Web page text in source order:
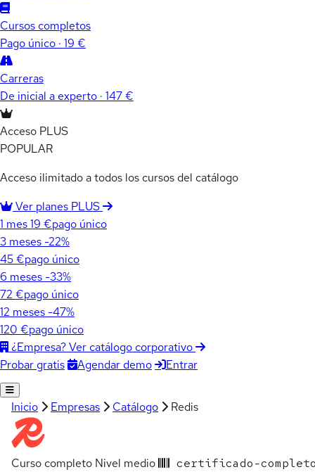
Cursos completos
Pago único · 19 €
Carreras
De inicial a experto · 147 €
Acceso PLUS
POPULAR
Acceso ilimitado a todos los cursos del catálogo
Ver planes PLUS
1 mes19 €pago único
3 meses -22%
45 €pago único
6 meses -33%
72 €pago único
12 meses -47%
120 €pago único
¿Empresa? Ver catálogo corporativo
Probar gratis
Agendar demo Entrar
Inicio Empresas Catálogo Redis
Curso completo Nivel medio
certificado-